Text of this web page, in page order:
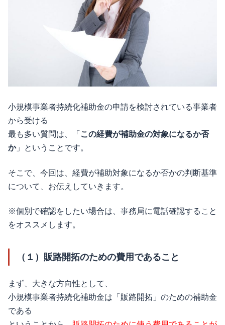
小規模事業者持続化補助金の申請を検討されている事業者
から受ける
最も多い質問は、「 この経費が補助金の対象になるか否
か」ということです。
そこで、今回は、経費が補助対象になるか否かの判断基準
について、お伝えしていきます。
※個別で確認をしたい場合は、事務局に電話確認すること
をオススメします。
（１）販路開拓のための費用であること
まず、大きな方向性として、
小規模事業者持続化補助金は「販路開拓」のための補助金
である